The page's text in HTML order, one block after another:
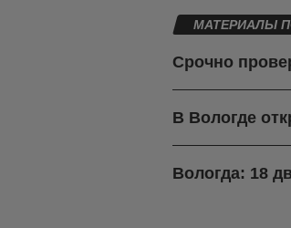
МАТЕРИАЛЫ
Срочно
В Вологде
Вологда: 18